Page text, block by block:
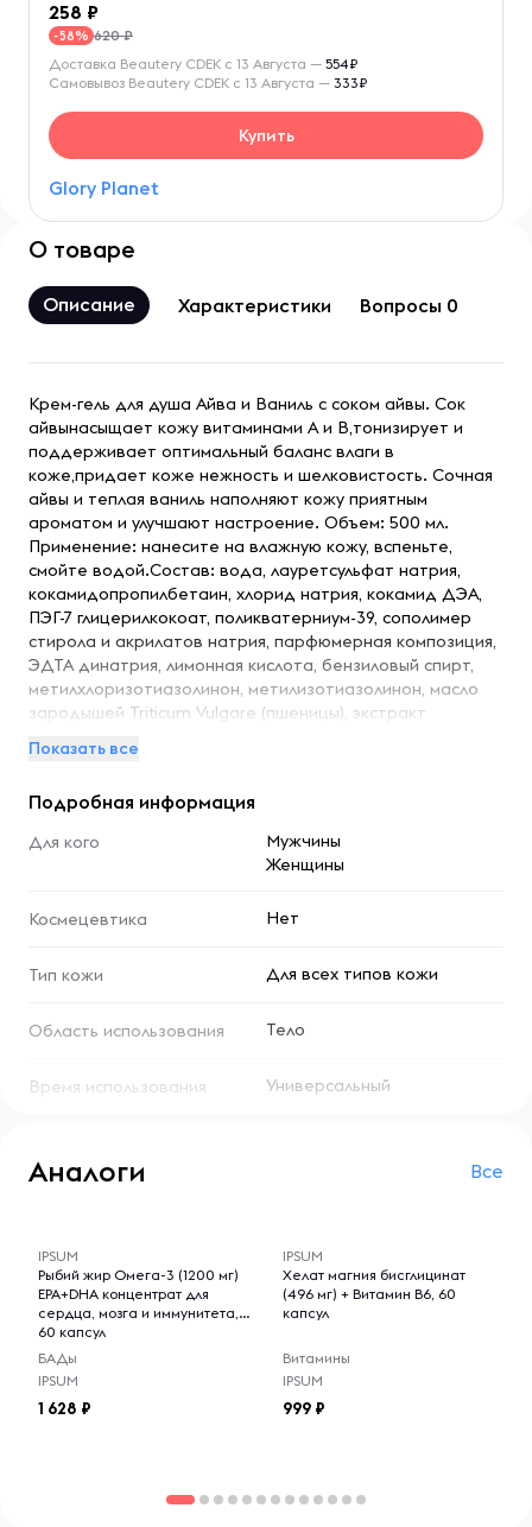
258
-58% 620 ₽
Glory Planet
Доставка Beautery CDEK с 13 Августа — 554₽
Самовывоз Beautery CDEK с 13 Августа — 333₽
Купить
О товаре
Описание Характеристики Вопросы 0
Крем-гель для душа Айва и Ваниль с соком айвы. Сок
айвынасыщает кожу витаминами А и B,тонизирует и
поддерживает оптимальный баланс влаги в
коже,придает коже нежность и шелковистость. Сочная
айвы и теплая ваниль наполняют кожу приятным
ароматом и улучшают настроение. Объем: 500 мл.
Применение: нанесите на влажную кожу, вспеньте,
смойте водой.Состав: вода, лауретсульфат натрия,
кокамидопропилбетаин, хлорид натрия, кокамид ДЭА,
ПЭГ-7 глицерилкокоат, поликватерниум-39, сополимер
стирола и акрилатов натрия, парфюмерная композиция,
ЭДТА динатрия, лимонная кислота, бензиловый спирт,
метилхлоризотиазолинон, метилизотиазолинон, масло
зародышей Triticum Vulgare (пшеницы), экстракт
PEG-60 гидрогенизированное касторовое масло,
гексилциннамаль, лимонен, CI 19140.
Показать все
Подробная информация
Для кого
Мужчины
Женщины
Космецевтика Нет
Тип кожи Для всех типов кожи
Область использования Тело
Время использования Универсальный
Аналоги Все
IPSUM
Рыбий жир Омега-3 (1200 мг)
EPA+DHA концентрат для
сердца, мозга и иммунитета,
60 капсул
БАДы
IPSUM
1 628
IPSUM
Хелат магния бисглицинат
(496 мг) + Витамин B6, 60
капсул
Витамины
IPSUM
999